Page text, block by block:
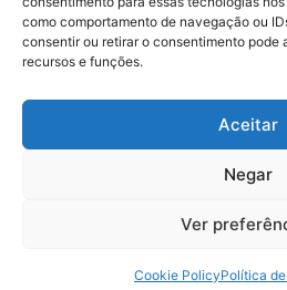
como comportamento de navegação ou
consentir ou retirar o consentimento pode
recursos e funções.
Aceitar
Negar
Ver
Cookie PolicyPolítica
Telefone: (82) 9 9691-
Responsável Técnico:
Rua do Sau - Centro -
© 2022 - 2026 Alagoas
direitos
five